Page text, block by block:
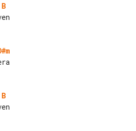
B
B